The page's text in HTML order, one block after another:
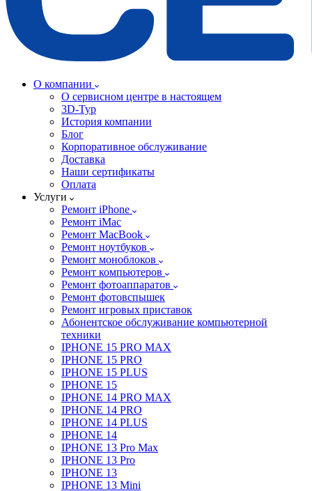
О компании
О сервисном центре в настоящем
3D-Тур
История компании
Блог
Корпоративное обслуживание
Доставка
Наши сертификаты
Оплата
Услуги
Ремонт iPhone
Ремонт iMac
Ремонт MacBook
Ремонт ноутбуков
Ремонт моноблоков
Ремонт компьютеров
Ремонт фотоаппаратов
Ремонт фотовспышек
Ремонт игровых приставок
Абонентское обслуживание компьютерной
техники
IPHONE 15 PRO MAX
IPHONE 15 PRO
IPHONE 15 PLUS
IPHONE 15
IPHONE 14 PRO MAX
IPHONE 14 PRO
IPHONE 14 PLUS
IPHONE 14
IPHONE 13 Pro Max
IPHONE 13 Pro
IPHONE 13
IPHONE 13 Mini